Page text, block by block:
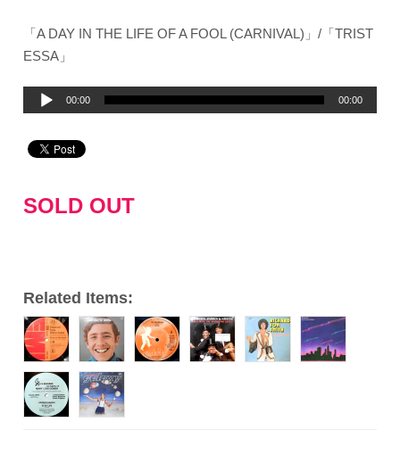
「A DAY IN THE LIFE OF A FOOL (CARNIVAL)」/「TRIST
ESSA」
プ
ヤ
00:00 00:00
SOLD OUT
Related Items: